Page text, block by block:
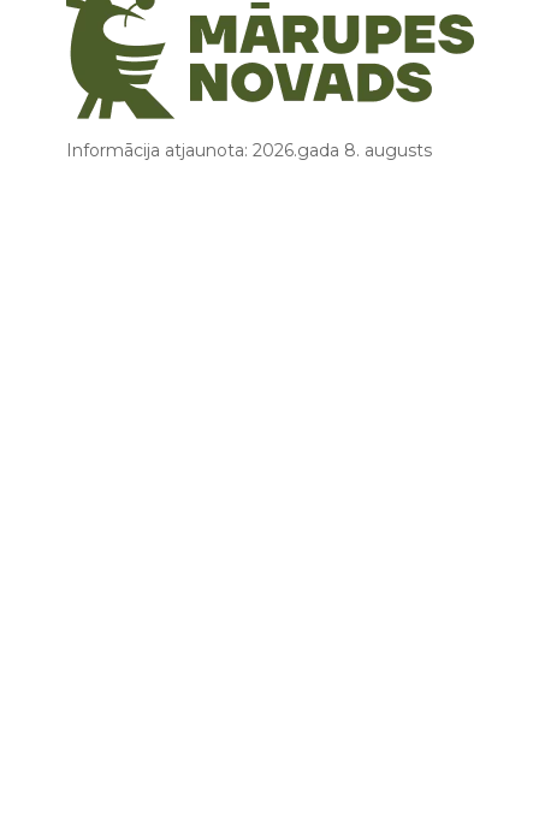
Informācija atjaunota: 2026.gada 8. augusts